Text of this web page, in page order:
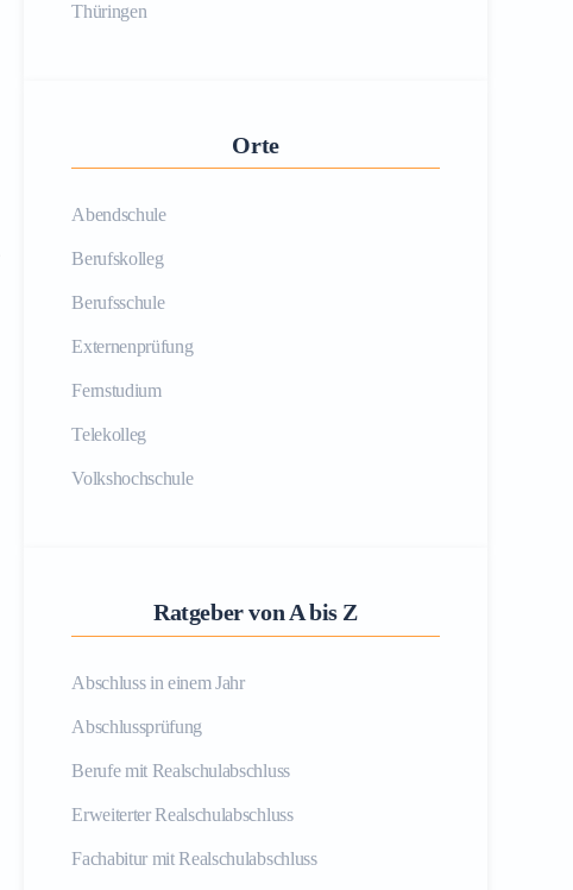
Thüringen
Orte
Abendschule
Berufskolleg
Berufsschule
Externenprüfung
Fernstudium
Telekolleg
Volkshochschule
Ratgeber von A bis Z
Abschluss in einem Jahr
Abschlussprüfung
Berufe mit Realschulabschluss
Erweiterter Realschulabschluss
Fachabitur mit Realschulabschluss